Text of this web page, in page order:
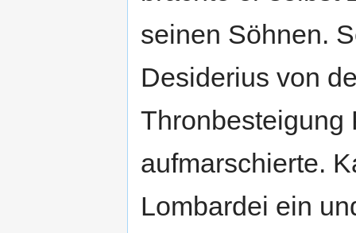
seinen Söhnen.
Desiderius von
Thronbesteigung
aufmarschierte.
Lombardei ein